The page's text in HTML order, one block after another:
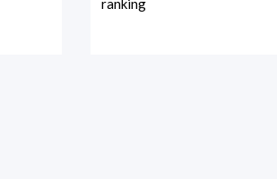
ranking